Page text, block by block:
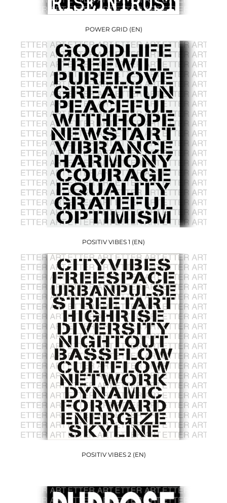
POWER GRID (EN)
POSITIV VIBES 1 (EN)
POSITIV VIBES 2 (EN)